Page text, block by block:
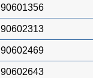
90601356
90602313
90602469
90602643